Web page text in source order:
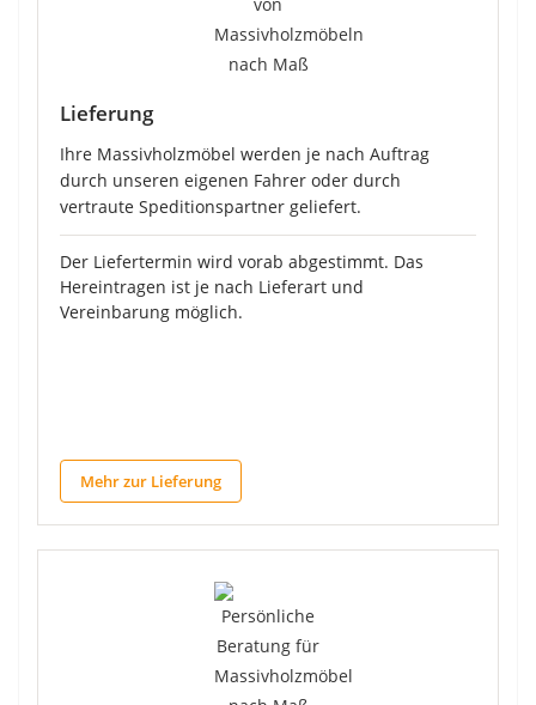
Lieferung
Ihre Massivholzmöbel werden je nach Auftrag
durch unseren eigenen Fahrer oder durch
vertraute Speditionspartner geliefert.
Der Liefertermin wird vorab abgestimmt. Das
Hereintragen ist je nach Lieferart und
Vereinbarung möglich.
Mehr zur Lieferung